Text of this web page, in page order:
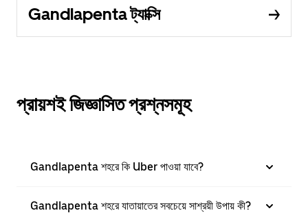
Gandlapenta ট্যাক্সি
প্রায়শই জিজ্ঞাসিত প্রশ্নসমূহ
Gandlapenta শহরে কি Uber পাওয়া যাবে?
Gandlapenta শহরে যাতায়াতের সবচেয়ে সাশ্রয়ী উপায় কী?